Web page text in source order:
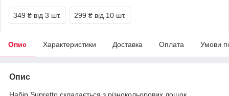
349 ₴ від 3 шт. 299 ₴ від 10 шт.
Опис Характеристики Доставка Оплата Умови
Опис
Набір Supretto складається з різнокольорових дощок,